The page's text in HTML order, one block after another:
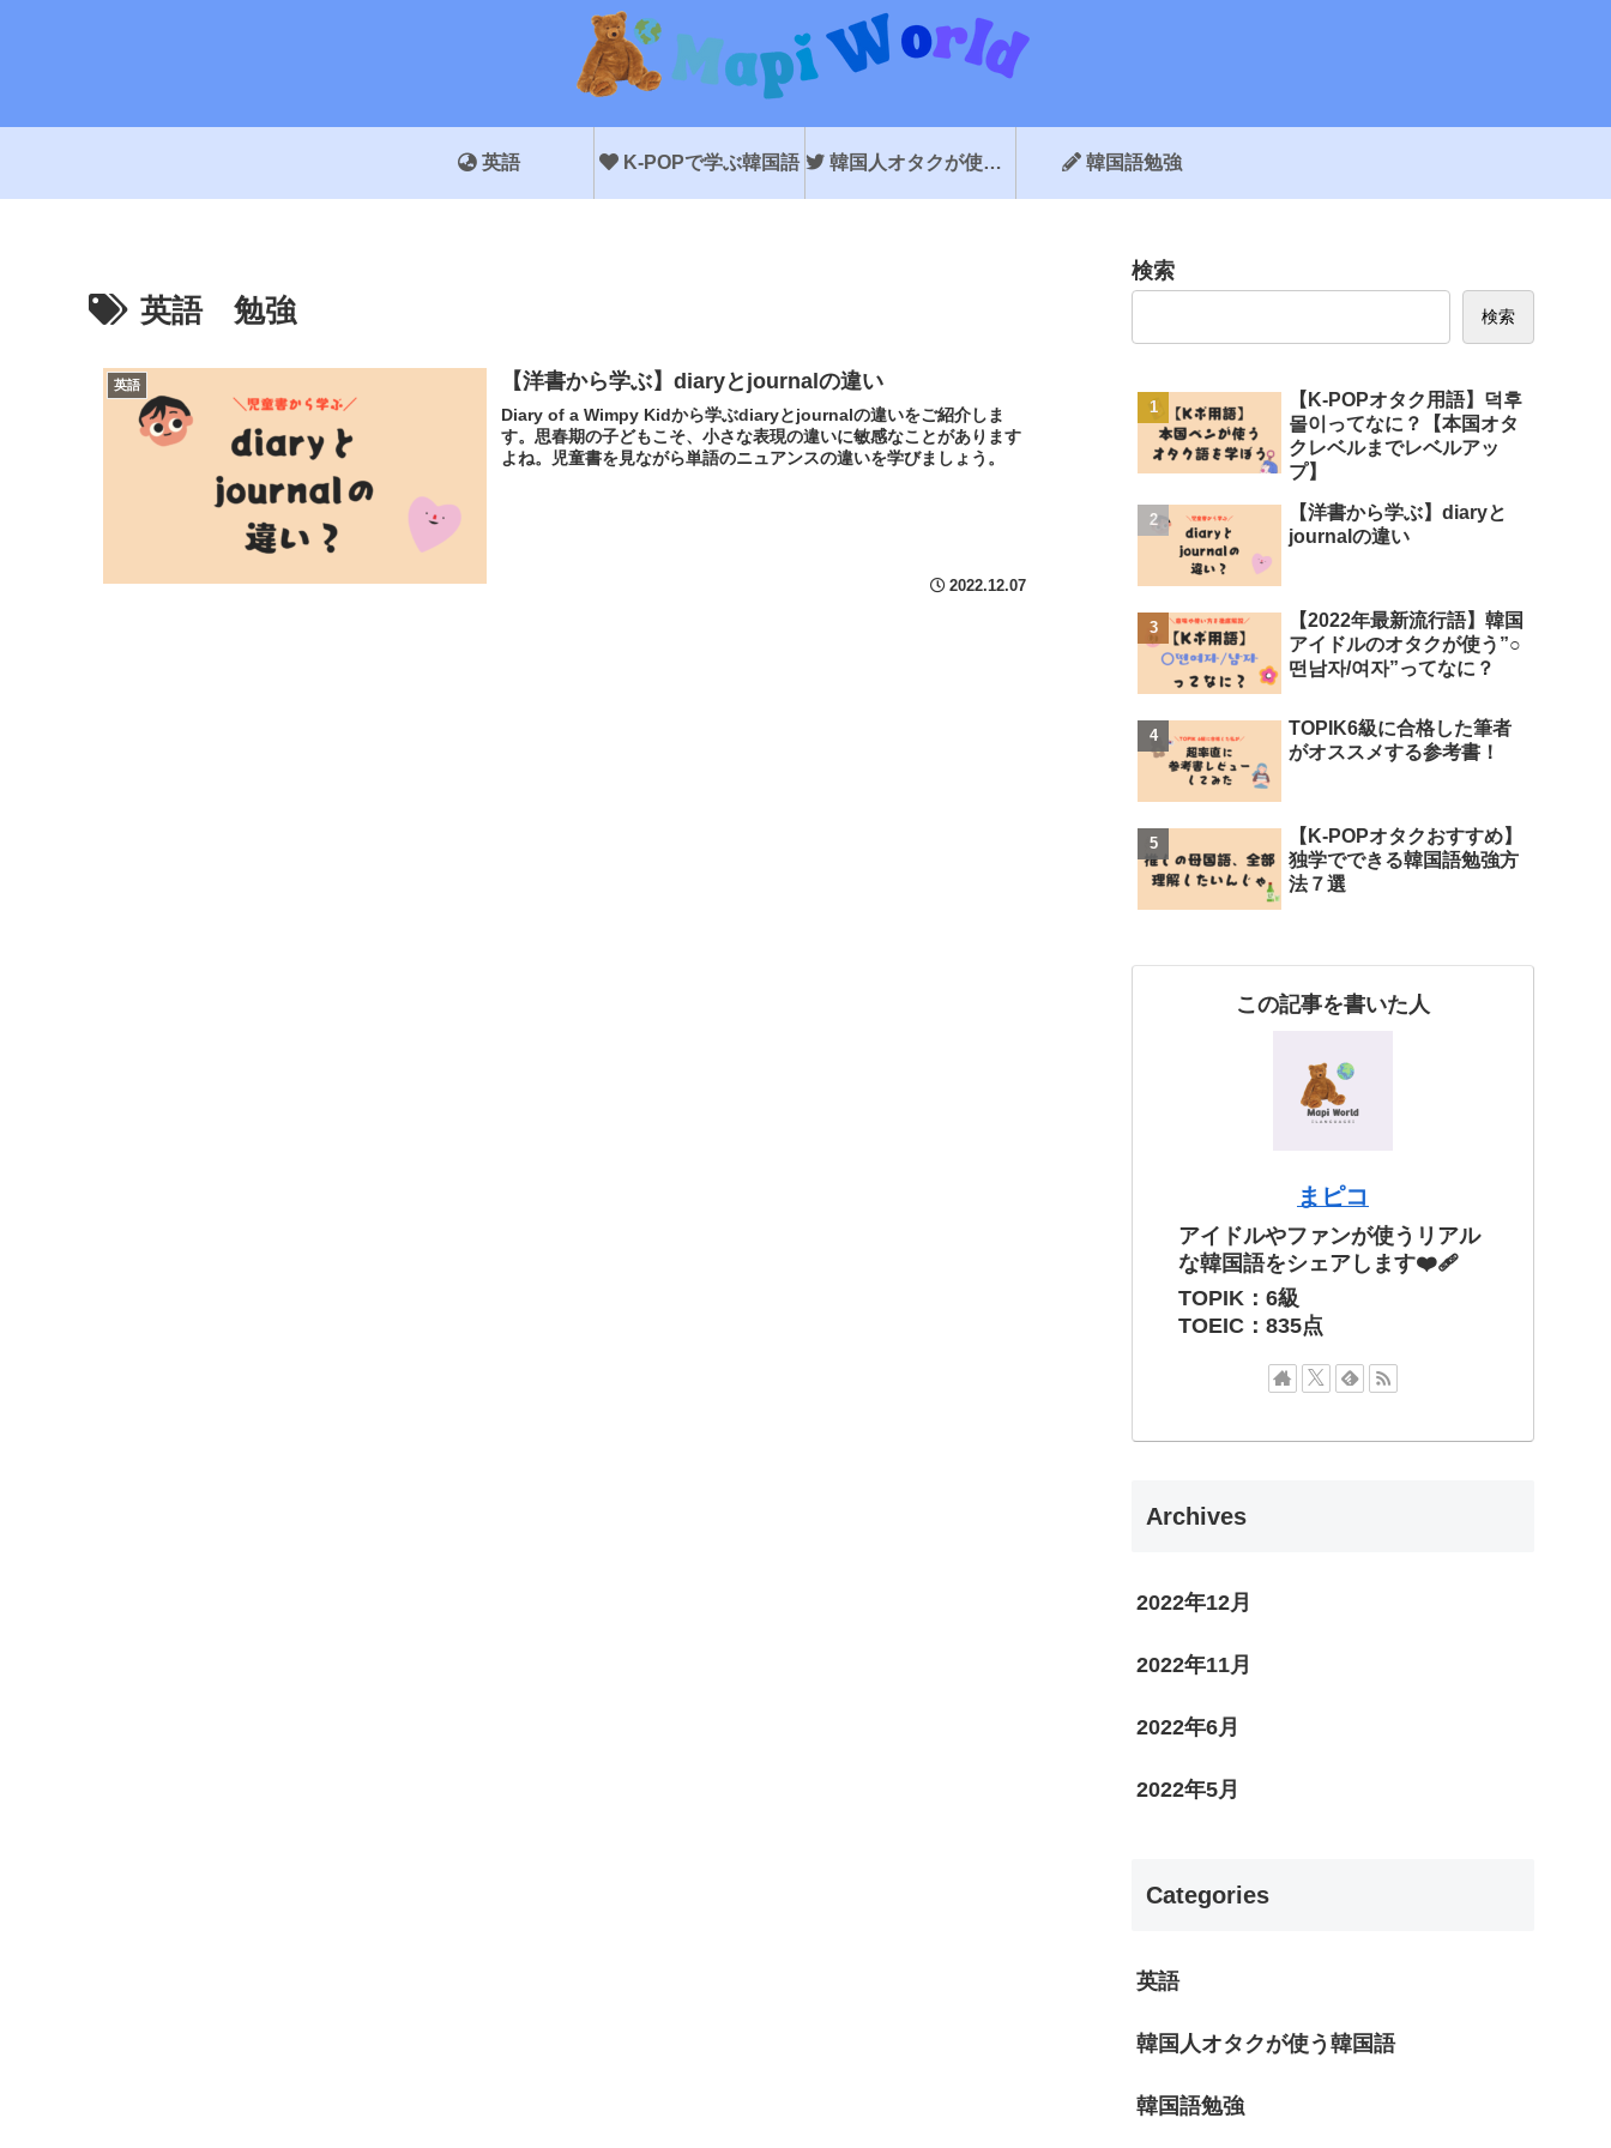
英語 K-POPで学ぶ韓国語 韓国人オタクが使う韓国語 韓国語勉強
英語 勉強
英語 【洋書から学ぶ】diaryとjournalの違い
Diary of a Wimpy Kidから学ぶdiaryとjournalの違いをご紹介しま
す。思春期の子どもこそ、小さな表現の違いに敏感なことがあります
よね。児童書を見ながら単語のニュアンスの違いを学びましょう。
2022.12.07
検索
検索
【K-POPオタク用語】덕후
몰이ってなに？【本国オタ
クレベルまでレベルアッ
プ】
【洋書から学ぶ】diaryと
journalの違い
【2022年最新流行語】韓国
アイドルのオタクが使う”○
떤남자/여자”ってなに？
TOPIK6級に合格した筆者
がオススメする参考書！
【K-POPオタクおすすめ】
独学でできる韓国語勉強方
法７選
この記事を書いた人
まピコ
アイドルやファンが使うリアル
な韓国語をシェアします❤️‍🩹
TOPIK：6級
TOEIC：835点
Archives
2022年12月
2022年11月
2022年6月
2022年5月
Categories
英語
韓国人オタクが使う韓国語
韓国語勉強